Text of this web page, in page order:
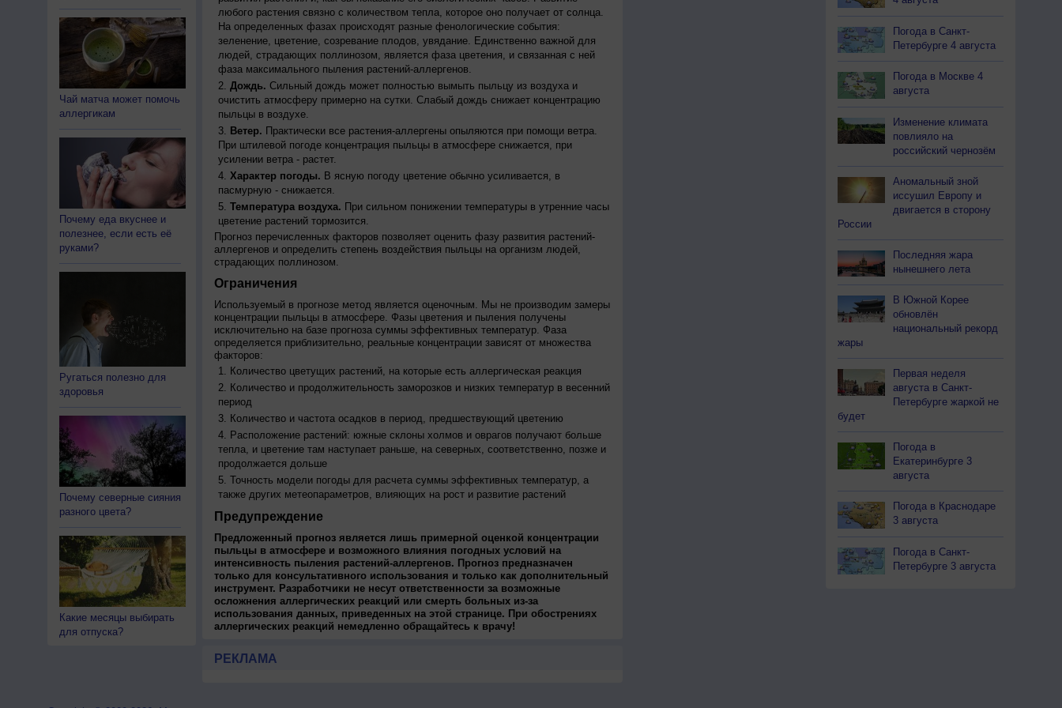
Чай матча может помочь
аллергикам
Почему еда вкуснее и
полезнее, если есть её
руками?
Ругаться полезно для
здоровья
Почему северные сияния
разного цвета?
Какие месяцы выбирать
для отпуска?
любого растения связно с количеством тепла, которое оно получает от солнца.
На определенных фазах происходят разные фенологические события:
зеленение, цветение, созревание плодов, увядание. Единственно важной для
людей, страдающих поллинозом, является фаза цветения, и связанная с ней
фаза максимального пыления растений-аллергенов.
Дождь. Сильный дождь может полностью вымыть пыльцу из воздуха и
очистить атмосферу примерно на сутки. Слабый дождь снижает концентрацию
пыльцы в воздухе.
Ветер. Практически все растения-аллергены опыляются при помощи ветра.
При штилевой погоде концентрация пыльцы в атмосфере снижается, при
усилении ветра - растет.
Характер погоды. В ясную погоду цветение обычно усиливается, в
пасмурную - снижается.
Температура воздуха. При сильном понижении температуры в утренние часы
цветение растений тормозится.
Прогноз перечисленных факторов позволяет оценить фазу развития растений-
аллергенов и определить степень воздействия пыльцы на организм людей,
страдающих поллинозом.
Ограничения
Используемый в прогнозе метод является оценочным. Мы не производим замеры
концентрации пыльцы в атмосфере. Фазы цветения и пыления получены
исключительно на базе прогноза суммы эффективных температур. Фаза
определяется приблизительно, реальные концентрации зависят от множества
факторов:
Количество цветущих растений, на которые есть аллергическая реакция
Количество и продолжительность заморозков и низких температур в весенний
период
Количество и частота осадков в период, предшествующий цветению
Расположение растений: южные склоны холмов и оврагов получают больше
тепла, и цветение там наступает раньше, на северных, соответственно, позже и
продолжается дольше
Точность модели погоды для расчета суммы эффективных температур, а
также других метеопараметров, влияющих на рост и развитие растений
Предупреждение
Предложенный прогноз является лишь примерной оценкой концентрации
пыльцы в атмосфере и возможного влияния погодных условий на
интенсивность пыления растений-аллергенов. Прогноз предназначен
только для консультативного использования и только как дополнительный
инструмент. Разработчики не несут ответственности за возможные
осложнения аллергических реакций или смерть больных из-за
использования данных, приведенных на этой странице. При обострениях
аллергических реакций немедленно обращайтесь к врачу!
РЕКЛАМА
Погода в Санкт-
Петербурге 4 августа
Погода в Москве 4
августа
Изменение климата
повлияло на
российский чернозём
Аномальный зной
иссушил Европу и
двигается в сторону
России
Последняя жара
нынешнего лета
В Южной Корее
обновлён
национальный рекорд
жары
Первая неделя
августа в Санкт-
Петербурге жаркой не
будет
Погода в
Екатеринбурге 3
августа
Погода в Краснодаре
3 августа
Погода в Санкт-
Петербурге 3 августа